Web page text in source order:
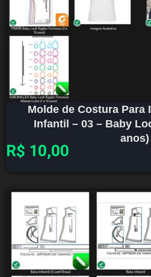
Molde de Costura Para
Infantil – 03 – Baby
anos)
R$ 10,00